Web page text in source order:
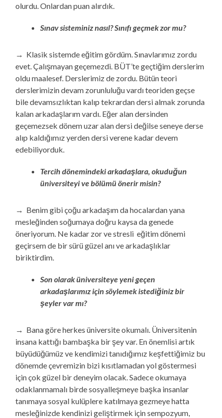
olurdu. Onlardan puan alırdık.
Sınav sisteminiz nasıl? Sınıfı geçmek zor mu?
→ Klasik sistemde eğitim gördüm. Sınavlarımız zordu
evet. Çalışmayan geçemezdi. BÜT’te geçtiğim derslerim
oldu maalesef. Derslerimiz de zordu. Bütün teori
derslerimizin devam zorunluluğu vardı teoriden geçse
bile devamsızlıktan kalıp tekrardan dersi almak zorunda
kalan arkadaşlarım vardı. Eğer alan dersinden
geçemezsek dönem uzar alan dersi değilse seneye derse
alıp kaldığımız yerden dersi verene kadar devem
edebiliyorduk.
Tercih dönemindeki arkadaşlara, okuduğun
üniversiteyi ve bölümü önerir misin?
→ Benim gibi çoğu arkadaşım da hocalardan yana
mesleğinden soğumaya doğru kaysa da genede
öneriyorum. Ne kadar zor ve stresli eğitim dönemi
geçirsem de bir sürü güzel anı ve arkadaşlıklar
biriktirdim.
Son olarak üniversiteye yeni geçen
arkadaşlarımız için söylemek istediğiniz bir
şeyler var mı?
→ Bana göre herkes üniversite okumalı. Üniversitenin
insana kattığı bambaşka bir şey var. En önemlisi artık
büyüdüğümüz ve kendimizi tanıdığımız keşfettiğimiz bu
dönemde çevremizin bizi kısıtlamadan yol göstermesi
için çok güzel bir deneyim olacak. Sadece okumaya
odaklanmamalı birde sosyalleşmeye başka insanlar
tanımaya sosyal kulüplere katılmaya gezmeye hatta
mesleğinizde kendinizi geliştirmek için sempozyum,